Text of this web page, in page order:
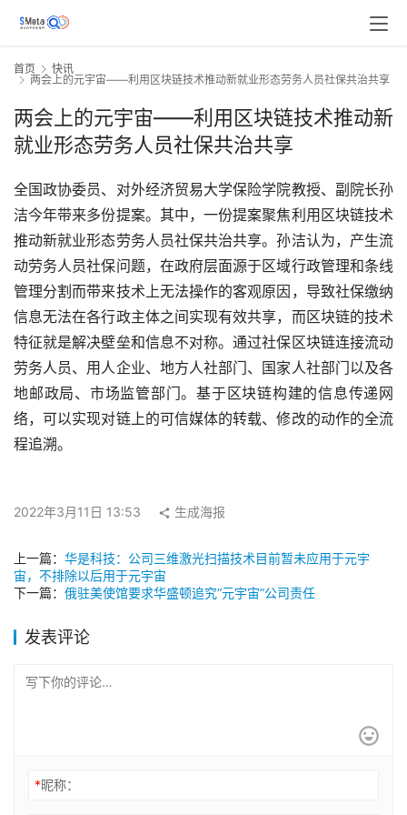
首页
快讯
两会上的元宇宙——利用区块链技术推动新就业形态劳务人员社保共治共享
两会上的元宇宙——利用区块链技术推动新
就业形态劳务人员社保共治共享
全国政协委员、对外经济贸易大学保险学院教授、副院长孙
洁今年带来多份提案。其中，一份提案聚焦利用区块链技术
推动新就业形态劳务人员社保共治共享。孙洁认为，产生流
动劳务人员社保问题，在政府层面源于区域行政管理和条线
管理分割而带来技术上无法操作的客观原因，导致社保缴纳
信息无法在各行政主体之间实现有效共享，而区块链的技术
特征就是解决壁垒和信息不对称。通过社保区块链连接流动
劳务人员、用人企业、地方人社部门、国家人社部门以及各
地邮政局、市场监管部门。基于区块链构建的信息传递网
络，可以实现对链上的可信媒体的转载、修改的动作的全流
程追溯。
2022年3月11日 13:53 生成海报
上一篇： 华是科技：公司三维激光扫描技术目前暂未应用于元宇
宙，不排除以后用于元宇宙
下一篇： 俄驻美使馆要求华盛顿追究“元宇宙”公司责任
发表评论
*昵称：